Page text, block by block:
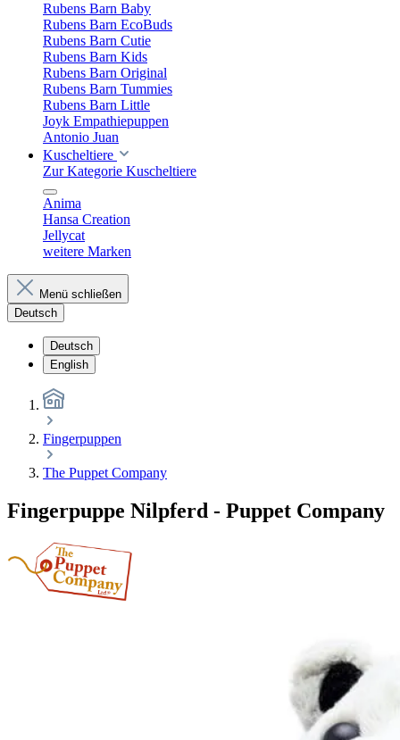
Rubens Barn Baby
Rubens Barn EcoBuds
Rubens Barn Cutie
Rubens Barn Kids
Rubens Barn Original
Rubens Barn Tummies
Rubens Barn Little
Joyk Empathiepuppen
Antonio Juan
Kuscheltiere
Zur Kategorie Kuscheltiere
Anima
Hansa Creation
Jellycat
weitere Marken
Menü schließen
Deutsch
Deutsch
English
Fingerpuppen
The Puppet Company
Fingerpuppe Nilpferd - Puppet Company